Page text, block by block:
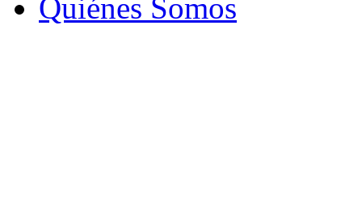
Quiénes Somos